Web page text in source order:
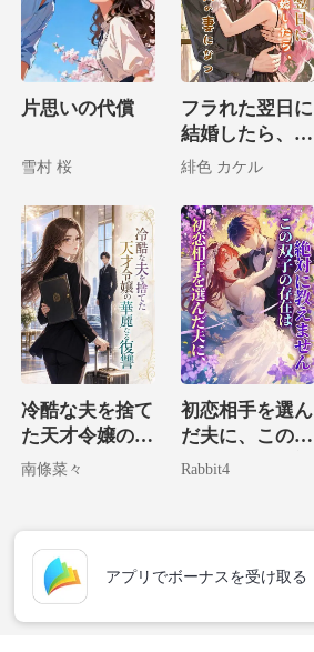
うちに彼女の心に入り込み、毒
で、徐々に
片思いの代償
雪村 桜
フラれた翌日に
結婚したら、億
万長者の妻にな
緋色 カケル
冷酷な夫を捨て
た天才令嬢の華
麗なる復讐
南條菜々
初恋相手を選ん
だ夫に、この双
子の存在は絶対
Rabbit4
アプリでボーナスを受け取る